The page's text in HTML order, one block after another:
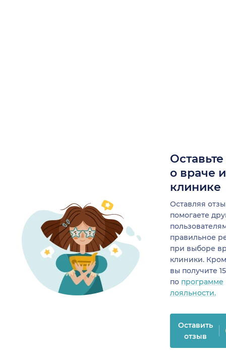
о враче
клинике
Оставляя
помогаете
правильное
при выборе
клиники.
вы получите
по программе
лояльности.
Оставить
отзыв